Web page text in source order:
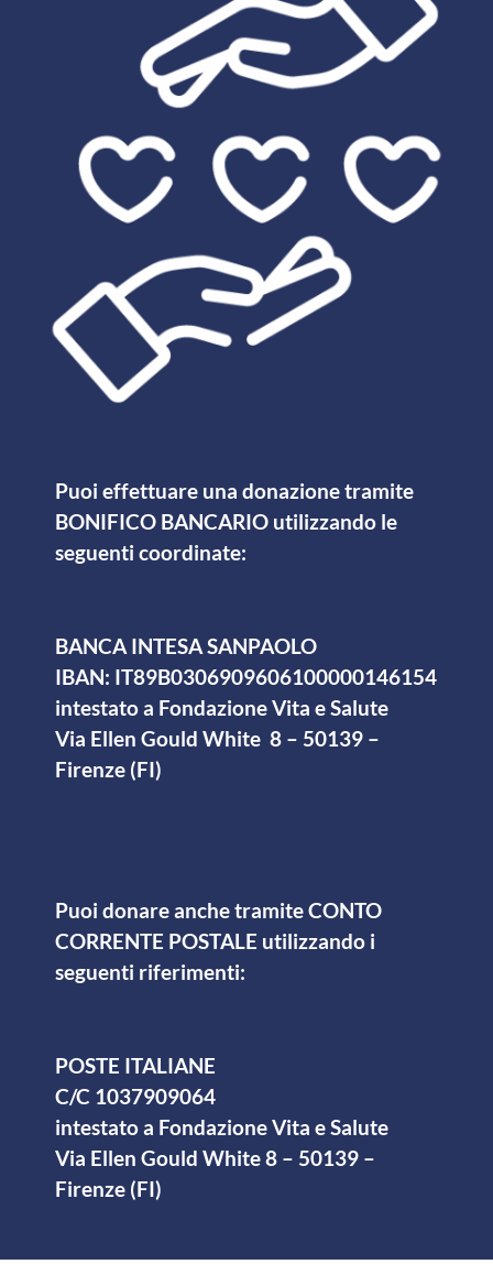
Puoi effettuare una donazione tramite
BONIFICO BANCARIO utilizzando le
seguenti coordinate:
BANCA INTESA SANPAOLO
IBAN: IT89B0306909606100000146154
intestato a Fondazione Vita e Salute
Via Ellen Gould White 8 – 50139 –
Firenze (FI)
Puoi donare anche tramite CONTO
CORRENTE POSTALE utilizzando i
seguenti riferimenti:
POSTE ITALIANE
C/C 1037909064
intestato a Fondazione Vita e Salute
Via Ellen Gould White 8 – 50139 –
Firenze (FI)